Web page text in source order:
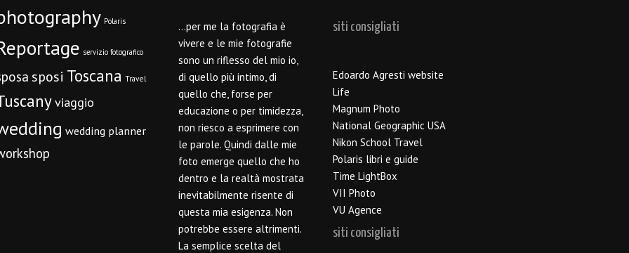
Polaris
servizio fotografico
sposi Toscana Travel
viaggio
wedding planner
…per me la fotografia è
vivere e le mie fotografie
sono un riflesso del mio io,
di quello più intimo, di
quello che, forse per
educazione o per timidezza,
non riesco a esprimere con
le parole. Quindi dalle mie
foto emerge quello che ho
dentro e la realtà mostrata
inevitabilmente risente di
questa mia esigenza. Non
potrebbe essere altrimenti.
La semplice scelta del
siti consigliati
Edoardo Agresti website
Life
Magnum Photo
National Geographic USA
Nikon School Travel
Polaris libri e guide
Time LightBox
VII Photo
VU Agence
siti consigliati